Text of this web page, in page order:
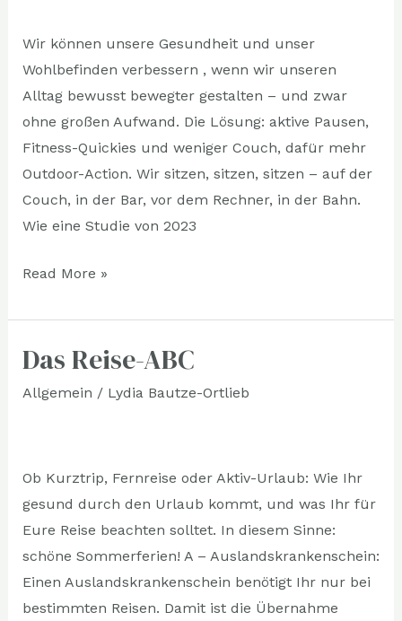
Wir können unsere Gesundheit und unser
Wohlbefinden verbessern , wenn wir unseren
Alltag bewusst bewegter gestalten – und zwar
ohne großen Aufwand. Die Lösung: aktive Pausen,
Fitness-Quickies und weniger Couch, dafür mehr
Outdoor-Action. Wir sitzen, sitzen, sitzen – auf der
Couch, in der Bar, vor dem Rechner, in der Bahn.
Wie eine Studie von 2023
Read More »
Das Reise-ABC
Allgemein / Lydia Bautze-Ortlieb
Ob Kurztrip, Fernreise oder Aktiv-Urlaub: Wie Ihr
gesund durch den Urlaub kommt, und was Ihr für
Eure Reise beachten solltet. In diesem Sinne:
schöne Sommerferien! A – Auslandskrankenschein:
Einen Auslandskrankenschein benötigt Ihr nur bei
bestimmten Reisen. Damit ist die Übernahme
Das
ABC